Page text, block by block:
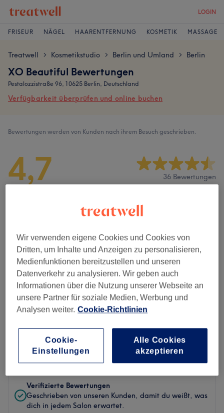
LOGIN
FRISEUR NÄGEL HAARENTFERNUNG KOSMETIK MASSAGE
Treatwell > Kosmetikstudio > Berlin und Umland > Berlin
XO Beautiful Bewertungen
Pestalozzistraße 96, 10625 Berlin, Deutschland
Verfügbarkeit überprüfen und online buchen
Bewertungen werden von Kunden nach ihrem Besuch geschrieben.
4,7 36 Bewertungen
Service
Bewertungen filtern
Behandlung Alle Bewertungen
Bewertung Nach Sternen filtern
Verifizierte Bewertungen
Geschrieben von unseren Kunden, damit du weißt, was
dich in jedem Salon erwartet.
Wir verwenden eigene Cookies und Cookies von
Dritten, um Inhalte und Anzeigen zu personalisieren,
Medienfunktionen bereitzustellen und unseren
Datenverkehr zu analysieren. Wir geben auch
Informationen über die Nutzung unserer Webseite an
unsere Partner für soziale Medien, Werbung und
Analysen weiter. Cookie-Richtlinien
Cookie-
Einstellungen
Alle Cookies
akzeptieren